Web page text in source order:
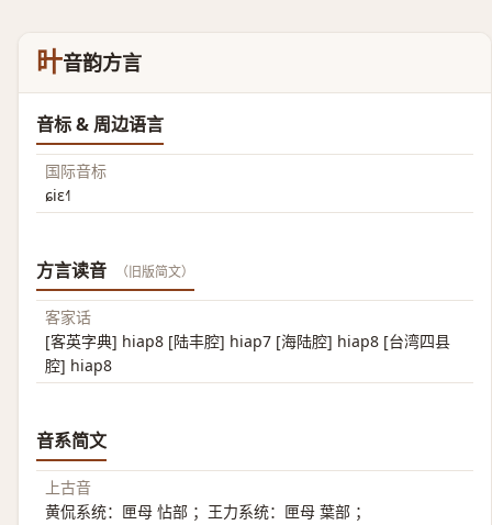
旪音韵方言
音标 & 周边语言
国际音标
ɕiɛ˧˥
方言读音 （旧版简文）
客家话
[客英字典] hiap8 [陆丰腔] hiap7 [海陆腔] hiap8 [台湾四县
腔] hiap8
音系简文
上古音
黄侃系统：匣母 怗部 ；王力系统：匣母 葉部 ；